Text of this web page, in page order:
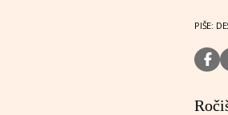
PIŠE: